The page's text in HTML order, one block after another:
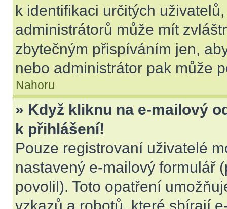
k identifikaci určitých
administrátorů může mít
zbytečným přispíváním jen,
nebo administrátor pak může
Nahoru
» Když kliknu na e-mailový
k přihlášení!
Pouze registrovaní uživatelé
nastavený e-mailový formulář
povolil). Toto opatření